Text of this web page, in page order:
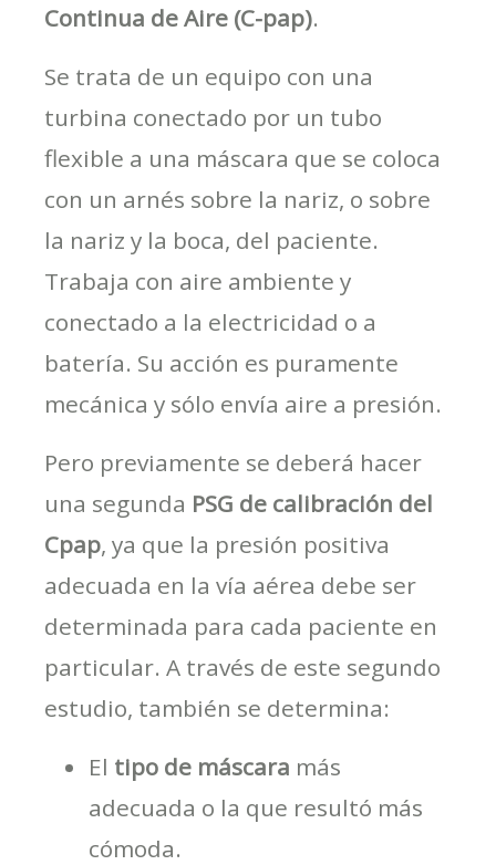
Continua de Aire (C-pap).
Se trata de un equipo con una
turbina conectado por un tubo
flexible a una máscara que se coloca
con un arnés sobre la nariz, o sobre
la nariz y la boca, del paciente.
Trabaja con aire ambiente y
conectado a la electricidad o a
batería. Su acción es puramente
mecánica y sólo envía aire a presión.
Pero previamente se deberá hacer
una segunda PSG de calibración del
Cpap, ya que la presión positiva
adecuada en la vía aérea debe ser
determinada para cada paciente en
particular. A través de este segundo
estudio, también se determina:
El tipo de máscara más
adecuada o la que resultó más
cómoda.